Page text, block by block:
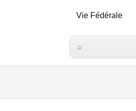
Vie Fédérale